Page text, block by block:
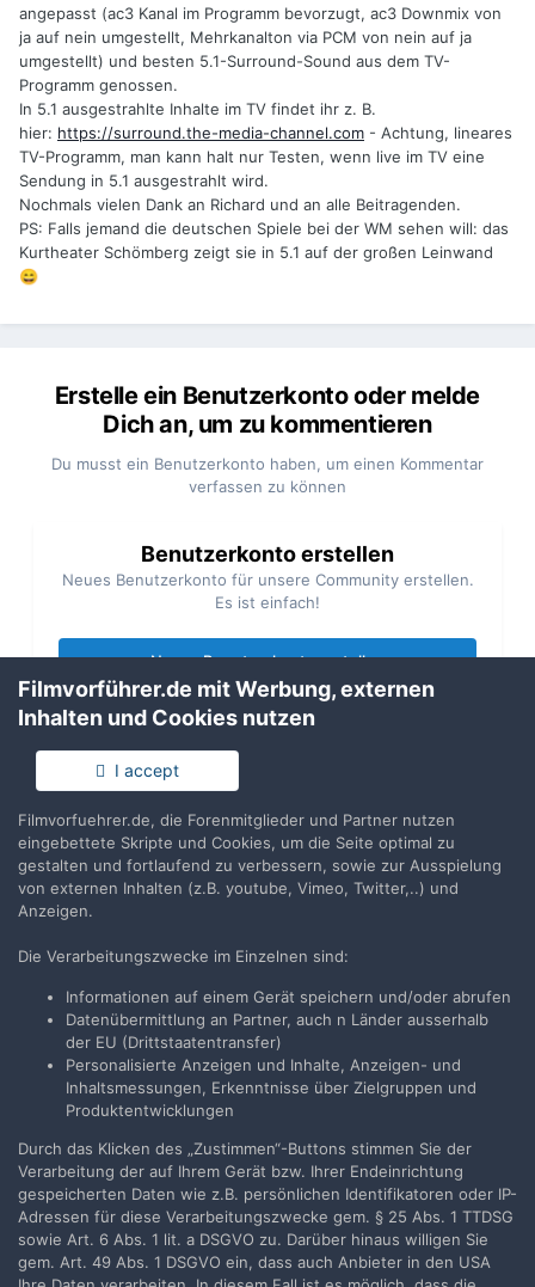
angepasst (ac3 Kanal im Programm bevorzugt, ac3 Downmix von
ja auf nein umgestellt, Mehrkanalton via PCM von nein auf ja
umgestellt) und besten 5.1-Surround-Sound aus dem TV-
Programm genossen.
In 5.1 ausgestrahlte Inhalte im TV findet ihr z. B.
hier: https://surround.the-media-channel.com - Achtung, lineares
TV-Programm, man kann halt nur Testen, wenn live im TV eine
Sendung in 5.1 ausgestrahlt wird.
Nochmals vielen Dank an Richard und an alle Beitragenden.
PS: Falls jemand die deutschen Spiele bei der WM sehen will: das
Kurtheater Schömberg zeigt sie in 5.1 auf der großen Leinwand
😄
Erstelle ein Benutzerkonto oder melde
Dich an, um zu kommentieren
Du musst ein Benutzerkonto haben, um einen Kommentar
verfassen zu können
Benutzerkonto erstellen
Neues Benutzerkonto für unsere Community erstellen.
Es ist einfach!
Neues Benutzerkonto erstellen
Du hast bereits ein Benutzerkonto? Melde Dich hier an.
Jetzt anmelden
Teilen Folgen
Zur Themenübersicht
Filmvorführer.de via Google durchsuchen:
Sprache
Impressum / Datenschutzerklärung
Nutzungsbedingungen
Filmvorführer.de mit Werbung, externen
Inhalten und Cookies nutzen
I accept
Filmvorfuehrer.de, die Forenmitglieder und Partner nutzen
eingebettete Skripte und Cookies, um die Seite optimal zu
gestalten und fortlaufend zu verbessern, sowie zur Ausspielung
von externen Inhalten (z.B. youtube, Vimeo, Twitter,..) und
Anzeigen.
Die Verarbeitungszwecke im Einzelnen sind:
Informationen auf einem Gerät speichern und/oder abrufen
Datenübermittlung an Partner, auch n Länder ausserhalb
der EU (Drittstaatentransfer)
Personalisierte Anzeigen und Inhalte, Anzeigen- und
Inhaltsmessungen, Erkenntnisse über Zielgruppen und
Produktentwicklungen
Durch das Klicken des „Zustimmen“-Buttons stimmen Sie der
Verarbeitung der auf Ihrem Gerät bzw. Ihrer Endeinrichtung
gespeicherten Daten wie z.B. persönlichen Identifikatoren oder IP-
Adressen für diese Verarbeitungszwecke gem. § 25 Abs. 1 TTDSG
sowie Art. 6 Abs. 1 lit. a DSGVO zu. Darüber hinaus willigen Sie
gem. Art. 49 Abs. 1 DSGVO ein, dass auch Anbieter in den USA